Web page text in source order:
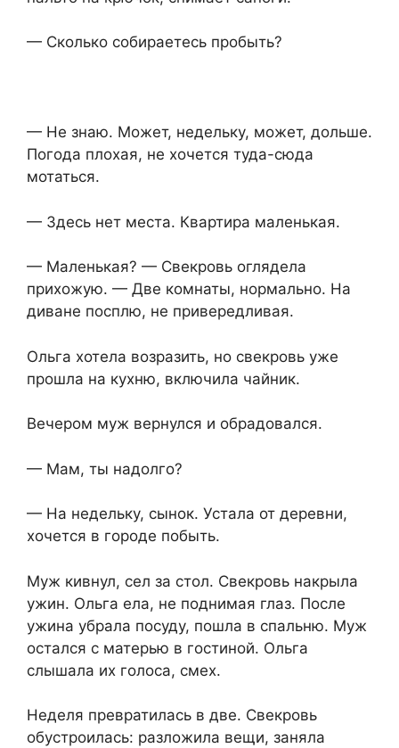
— Сколько собираетесь пробыть?
— Не знаю. Может, недельку, может, дольше.
Погода плохая, не хочется туда-сюда
мотаться.
— Здесь нет места. Квартира маленькая.
— Маленькая? — Свекровь оглядела
прихожую. — Две комнаты, нормально. На
диване посплю, не привередливая.
Ольга хотела возразить, но свекровь уже
прошла на кухню, включила чайник.
Вечером муж вернулся и обрадовался.
— Мам, ты надолго?
— На недельку, сынок. Устала от деревни,
хочется в городе побыть.
Муж кивнул, сел за стол. Свекровь накрыла
ужин. Ольга ела, не поднимая глаз. После
ужина убрала посуду, пошла в спальню. Муж
остался с матерью в гостиной. Ольга
слышала их голоса, смех.
Неделя превратилась в две. Свекровь
обустроилась: разложила вещи, заняла